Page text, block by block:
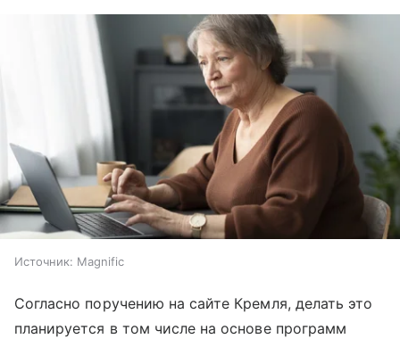
Источник: Magnific
Согласно поручению на сайте Кремля, делать это
планируется в том числе на основе программ